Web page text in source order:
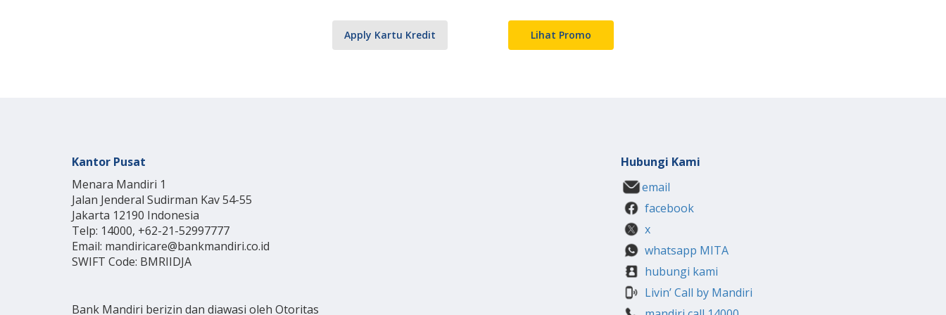
Apply Kartu Kredit Lihat Promo
Kantor Pusat
Menara Mandiri 1
Jalan Jenderal Sudirman Kav 54-55
Jakarta 12190 Indonesia
Telp: 14000, +62-21-52997777
Email: mandiricare@bankmandiri.co.id
SWIFT Code: BMRIIDJA
Bank Mandiri berizin dan diawasi oleh Otoritas
Hubungi Kami
email
facebook
x
whatsapp MITA
hubungi kami
Livin’ Call by Mandiri